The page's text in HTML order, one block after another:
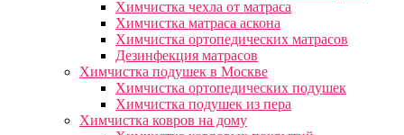
Химчистка чехла от матраса
Химчистка матраса аскона
Химчистка ортопедических матрасов
Дезинфекция матрасов
Химчистка подушек в Москве
Химчистка ортопедических подушек
Химчистка подушек из пера
Химчистка ковров на дому